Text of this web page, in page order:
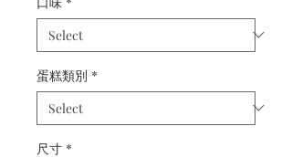
蛋糕類別 *
尺寸 *